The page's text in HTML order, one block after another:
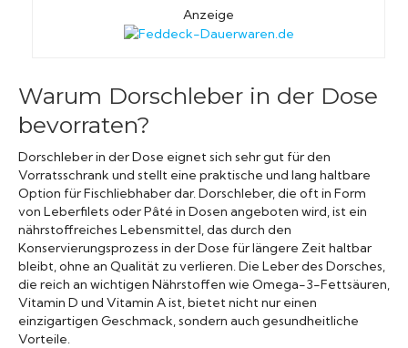
Anzeige
Warum Dorschleber in der Dose
bevorraten?
Dorschleber in der Dose eignet sich sehr gut für den
Vorratsschrank und stellt eine praktische und lang haltbare
Option für Fischliebhaber dar. Dorschleber, die oft in Form
von Leberfilets oder Pâté in Dosen angeboten wird, ist ein
nährstoffreiches Lebensmittel, das durch den
Konservierungsprozess in der Dose für längere Zeit haltbar
bleibt, ohne an Qualität zu verlieren. Die Leber des Dorsches,
die reich an wichtigen Nährstoffen wie Omega-3-Fettsäuren,
Vitamin D und Vitamin A ist, bietet nicht nur einen
einzigartigen Geschmack, sondern auch gesundheitliche
Vorteile.